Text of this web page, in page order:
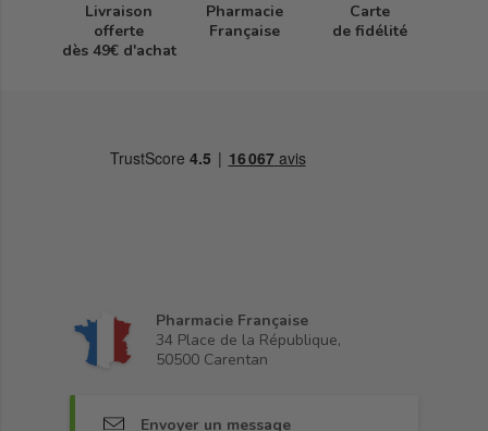
Livraison
offerte
dès 49€ d'achat
Pharmacie
Française
Carte
de fidélité
Pharmacie Française
34 Place de la République,
50500 Carentan
Envoyer un message